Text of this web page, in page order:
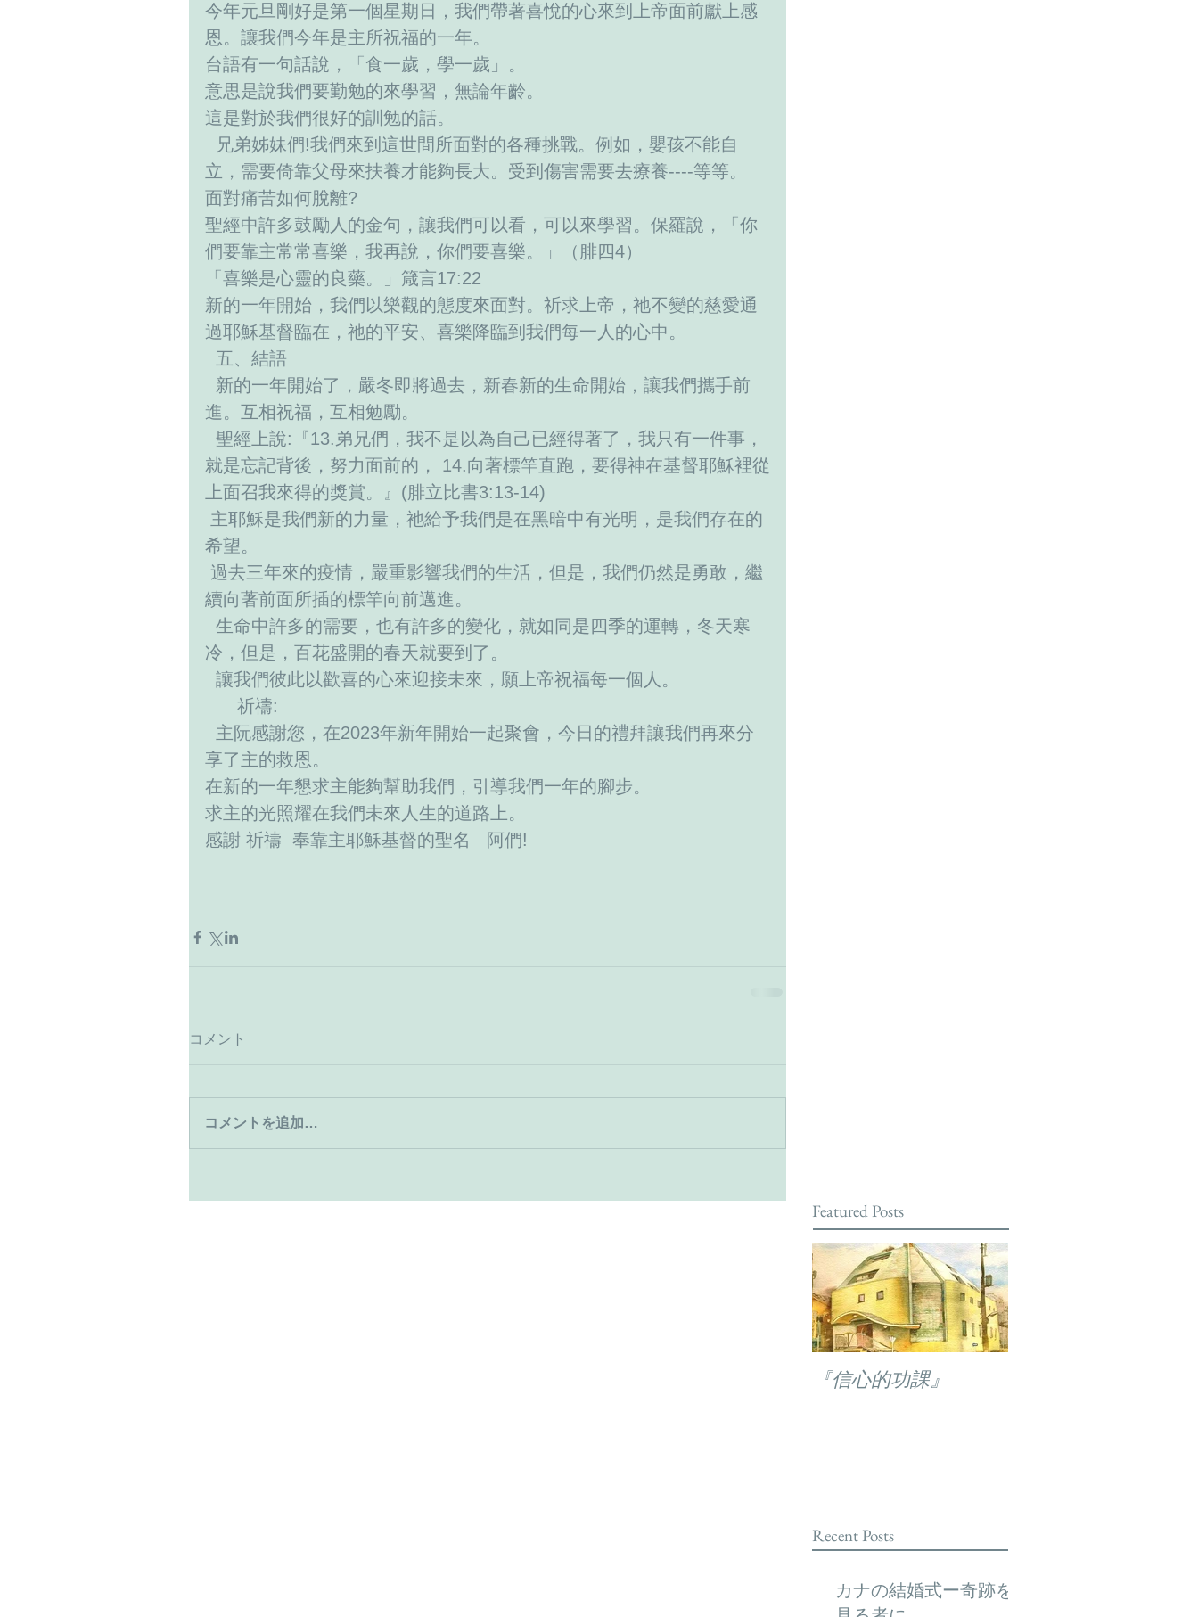
今年元旦剛好是第一個星期日，我們帶著喜悅的心來到上帝面前獻上感
恩。讓我們今年是主所祝福的一年。
台語有一句話說，「食一歲，學一歲」。
意思是說我們要勤勉的來學習，無論年齡。
這是對於我們很好的訓勉的話。
立，需要倚靠父母來扶養才能夠長大。受到傷害需要去療養----等等。
面對痛苦如何脫離?
聖經中許多鼓勵人的金句，讓我們可以看，可以來學習。保羅說，「你
們要靠主常常喜樂，我再說，你們要喜樂。」（腓四4）
「喜樂是心靈的良藥。」箴言17:22
新的一年開始，我們以樂觀的態度來面對。祈求上帝，祂不變的慈愛通
過耶穌基督臨在，祂的平安、喜樂降臨到我們每一人的心中。
  五、結語
進。互相祝福，互相勉勵。
就是忘記背後，努力面前的， 14.向著標竿直跑，要得神在基督耶穌裡從
上面召我來得的獎賞。』(腓立比書3:13-14)
希望。
續向著前面所插的標竿向前邁進。
冷，但是，百花盛開的春天就要到了。
  讓我們彼此以歡喜的心來迎接未來，願上帝祝福每一個人。
      祈禱:
享了主的救恩。
在新的一年懇求主能夠幫助我們，引導我們一年的腳步。
求主的光照耀在我們未來人生的道路上。
感謝 祈禱  奉靠主耶穌基督的聖名   阿們!
コメント
コメントを追加…
Featured Posts
『信心的功課』
Recent Posts
カナの結婚式ー奇跡を